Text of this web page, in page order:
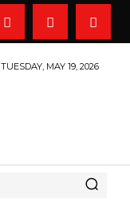
TUESDAY, MAY 19, 2026